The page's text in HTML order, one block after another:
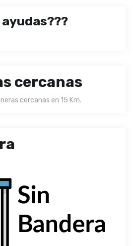
ayudas???
cercanas
cercanas en 15 Km.